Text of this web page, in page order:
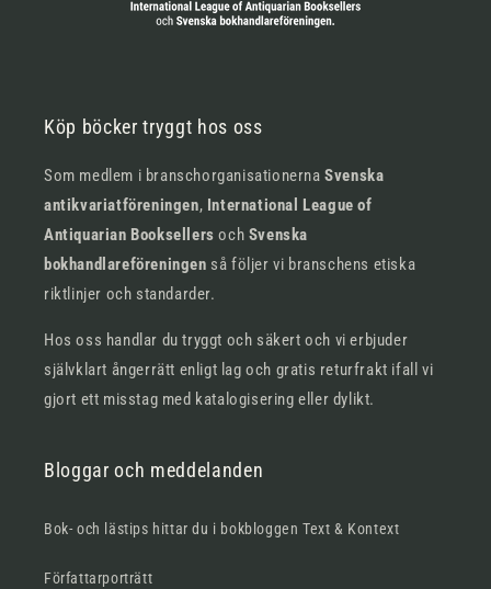
Köp böcker tryggt hos oss
Som medlem i branschorganisationernaSvenska
antikvariatföreningen, International League of
Antiquarian Booksellersoch Svenska
bokhandlareföreningen så följer vi branschens etiska
riktlinjer och standarder.
Hos oss handlar du tryggt och säkert och vi erbjuder
självklart ångerrätt enligt lag och gratis returfrakt ifall vi
gjort ett misstag med katalogisering eller dylikt.
Bloggar och meddelanden
Bok- och lästips hittar du i bokbloggen Text & Kontext
Författarporträtt